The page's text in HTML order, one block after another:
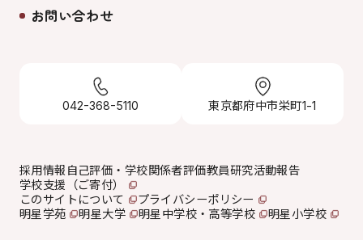
お問い合わせ
042-368-5110 東京都府中市栄町1-1
採用情報 自己評価・学校関係者評価教員研究活動報告
学校支援（ご寄付）
このサイトについて
プライバシーポリシー
明星学苑
明星大学 明星中学校・高等学校 明星小学校